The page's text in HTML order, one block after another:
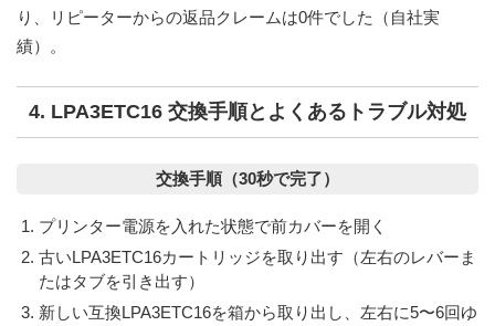
り、リピーターからの返品クレームは0件でした（自社実
績）。
4. LPA3ETC16 交換手順とよくあるトラブル対処
交換手順（30秒で完了）
プリンター電源を入れた状態で前カバーを開く
古いLPA3ETC16カートリッジを取り出す（左右のレバーま
たはタブを引き出す）
新しい互換LPA3ETC16を箱から取り出し、左右に5〜6回ゆ